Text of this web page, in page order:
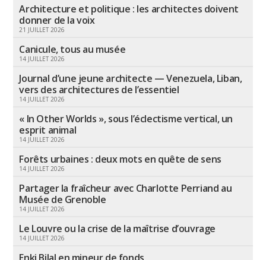
Architecture et politique : les architectes doivent
donner de la voix
21 JUILLET 2026
Canicule, tous au musée
14 JUILLET 2026
Journal d’une jeune architecte — Venezuela, Liban,
vers des architectures de l’essentiel
14 JUILLET 2026
« In Other Worlds », sous l’éclectisme vertical, un
esprit animal
14 JUILLET 2026
Forêts urbaines : deux mots en quête de sens
14 JUILLET 2026
Partager la fraîcheur avec Charlotte Perriand au
Musée de Grenoble
14 JUILLET 2026
Le Louvre ou la crise de la maîtrise d’ouvrage
14 JUILLET 2026